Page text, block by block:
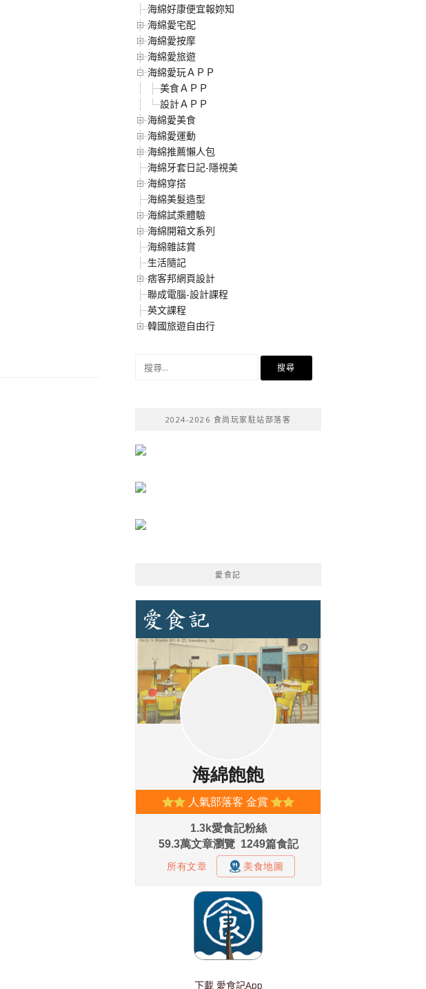
海綿好康便宜報妳知
海綿愛宅配
海綿愛按摩
海綿愛旅遊
海綿愛玩ＡＰＰ
美食ＡＰＰ
設計ＡＰＰ
海綿愛美食
海綿愛運動
海綿推薦懶人包
海綿牙套日記-隱視美
海綿穿搭
海綿美髮造型
海綿試乘體驗
海綿開箱文系列
海綿雜誌賞
生活隨記
痞客邦網頁設計
聯成電腦-設計課程
英文課程
韓國旅遊自由行
2024-2026 食尚玩家駐站部落客
愛食記
下載 愛食記App